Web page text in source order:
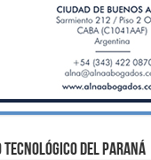
Tecnológico del Paraná